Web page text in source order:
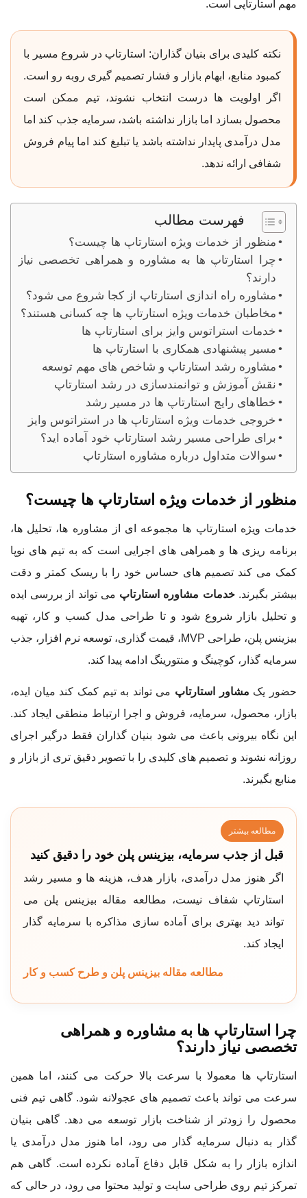
مهم استارتاپی است.
نکته کلیدی برای بنیان گذاران: استارتاپ در شروع مسیر با
کمبود منابع، ابهام بازار و فشار تصمیم گیری روبه رو است.
اگر اولویت ها درست انتخاب نشوند، تیم ممکن است
محصول بسازد اما بازار نداشته باشد، سرمایه جذب کند اما
مدل درآمدی پایدار نداشته باشد یا تبلیغ کند اما پیام فروش
شفافی ارائه ندهد.
فهرست مطالب
منظور از خدمات ویژه استارتاپ ها چیست؟
چرا استارتاپ ها به مشاوره و همراهی تخصصی نیاز
دارند؟
مشاوره راه اندازی استارتاپ از کجا شروع می شود؟
مخاطبان خدمات ویژه استارتاپ ها چه کسانی هستند؟
خدمات استراتوس وایز برای استارتاپ ها
مسیر پیشنهادی همکاری با استارتاپ ها
مشاوره رشد استارتاپ و شاخص های مهم توسعه
نقش آموزش و توانمندسازی در رشد استارتاپ
خطاهای رایج استارتاپ ها در مسیر رشد
خروجی خدمات ویژه استارتاپ ها در استراتوس وایز
برای طراحی مسیر رشد استارتاپ خود آماده اید؟
سوالات متداول درباره مشاوره استارتاپ
منظور از خدمات ویژه استارتاپ ها چیست؟
خدمات ویژه استارتاپ ها مجموعه ای از مشاوره ها، تحلیل ها،
برنامه ریزی ها و همراهی های اجرایی است که به تیم های نوپا
کمک می کند تصمیم های حساس خود را با ریسک کمتر و دقت
بیشتر بگیرند.خدمات مشاوره استارتاپ می تواند از بررسی ایده
و تحلیل بازار شروع شود و تا طراحی مدل کسب و کار، تهیه
بیزینس پلن، طراحی MVP، قیمت گذاری، توسعه نرم افزار، جذب
سرمایه گذار، کوچینگ و منتورینگ ادامه پیدا کند.
حضور یک مشاور استارتاپ می تواند به تیم کمک کند میان ایده،
بازار، محصول، سرمایه، فروش و اجرا ارتباط منطقی ایجاد کند.
این نگاه بیرونی باعث می شود بنیان گذاران فقط درگیر اجرای
روزانه نشوند و تصمیم های کلیدی را با تصویر دقیق تری از بازار و
منابع بگیرند.
مطالعه بیشتر
قبل از جذب سرمایه، بیزینس پلن خود را دقیق کنید
اگر هنوز مدل درآمدی، بازار هدف، هزینه ها و مسیر رشد
استارتاپ شفاف نیست، مطالعه مقاله بیزینس پلن می
تواند دید بهتری برای آماده سازی مذاکره با سرمایه گذار
ایجاد کند.
مطالعه مقاله بیزینس پلن و طرح کسب و کار
چرا استارتاپ ها به مشاوره و همراهی
تخصصی نیاز دارند؟
استارتاپ ها معمولا با سرعت بالا حرکت می کنند، اما همین
سرعت می تواند باعث تصمیم های عجولانه شود. گاهی تیم فنی
محصول را زودتر از شناخت بازار توسعه می دهد. گاهی بنیان
گذار به دنبال سرمایه گذار می رود، اما هنوز مدل درآمدی یا
اندازه بازار را به شکل قابل دفاع آماده نکرده است. گاهی هم
تمرکز تیم روی طراحی سایت و تولید محتوا می رود، در حالی که